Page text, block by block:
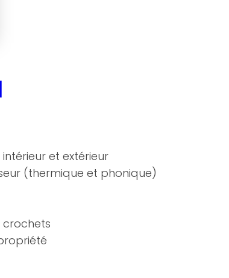
et extérieur
(thermique et phonique)